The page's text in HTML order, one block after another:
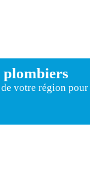
plombiers
de votre région pour